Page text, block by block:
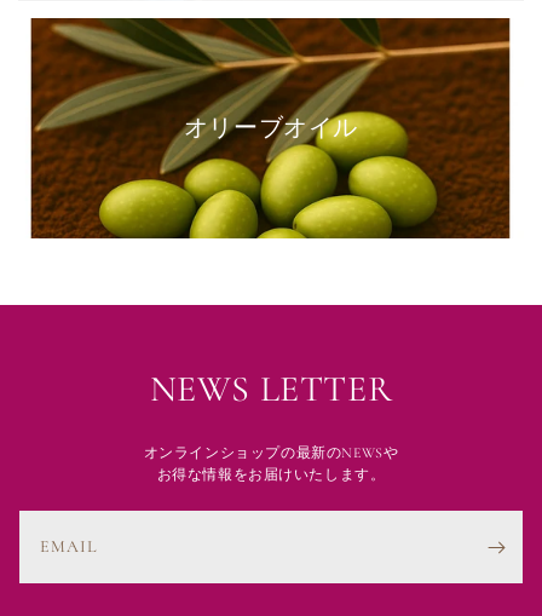
オリーブオイル
NEWS LETTER
オンラインショップの最新のNEWSや
お得な情報をお届けいたします。
EMAIL